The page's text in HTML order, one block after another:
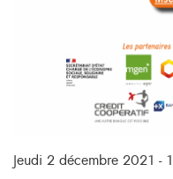
Jeudi 2 décembre 2021 -